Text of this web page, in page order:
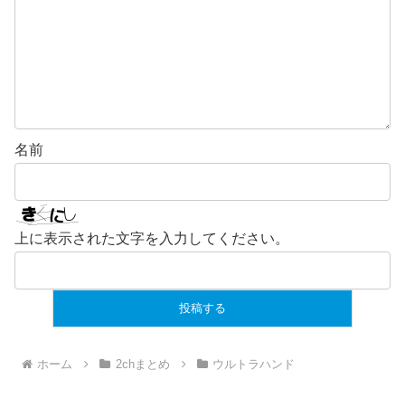
名前
上に表示された文字を入力してください。
ホーム 2chまとめ ウルトラハンド